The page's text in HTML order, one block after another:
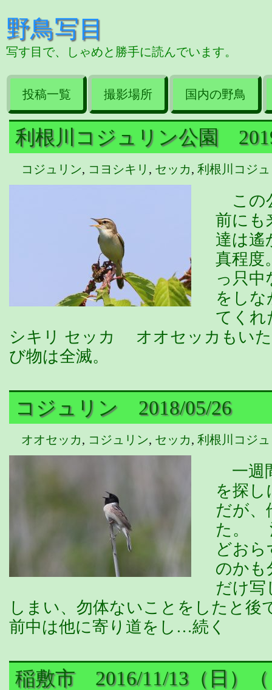
野鳥写目
写す目で、しゃめと勝手に読んでいます。
投稿一覧 撮影場所 国内の野鳥
利根川コジュリン公園
コジュリン, コヨシキリ , セッカ, 利根川コジ
この
前にも
達は遙
真程
っ只
をしな
てくれ
シキリ セッカ オオセッカもい
び物は全滅。
コジュリン 2018/05/26
オオセッカ, コジュリン, セッカ, 利根川コジ
一週
を探し
だが、
た。
どお
のかも
だけ写
しまい、勿体ないことをしたと
前中は他に寄り道をし…続く
稲敷市 2016/11/13（日）